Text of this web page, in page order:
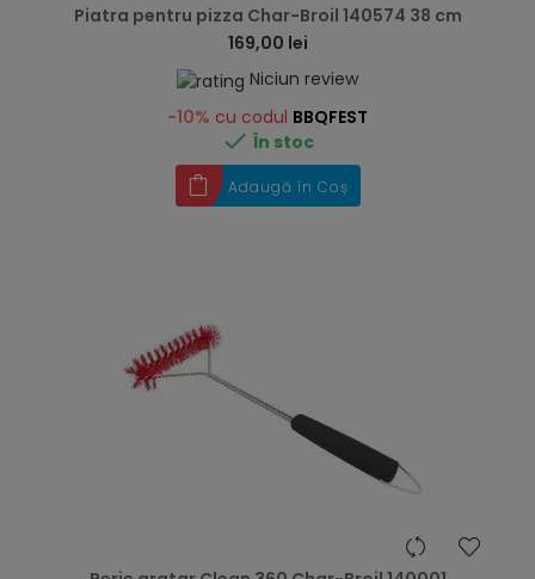
Piatra pentru pizza Char-Broil 140574 38 cm
169,00 lei
Niciun review
-10% cu codul BBQFEST
 În stoc
Adaugă în Coș